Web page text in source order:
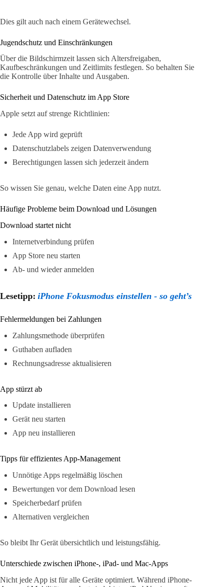
Dies gilt auch nach einem Gerätewechsel.
Jugendschutz und Einschränkungen
Über die Bildschirmzeit lassen sich Altersfreigaben,
Kaufbeschränkungen und Zeitlimits festlegen. So behalten Sie
die Kontrolle über Inhalte und Ausgaben.
Sicherheit und Datenschutz im App Store
Apple setzt auf strenge Richtlinien:
Jede App wird geprüft
Datenschutzlabels zeigen Datenverwendung
Berechtigungen lassen sich jederzeit ändern
So wissen Sie genau, welche Daten eine App nutzt.
Häufige Probleme beim Download und Lösungen
Download startet nicht
Internetverbindung prüfen
App Store neu starten
Ab- und wieder anmelden
Lesetipp: iPhone Fokusmodus einstellen - so geht’s
Fehlermeldungen bei Zahlungen
Zahlungsmethode überprüfen
Guthaben aufladen
Rechnungsadresse aktualisieren
App stürzt ab
Update installieren
Gerät neu starten
App neu installieren
Tipps für effizientes App-Management
Unnötige Apps regelmäßig löschen
Bewertungen vor dem Download lesen
Speicherbedarf prüfen
Alternativen vergleichen
So bleibt Ihr Gerät übersichtlich und leistungsfähig.
Unterschiede zwischen iPhone-, iPad- und Mac-Apps
Nicht jede App ist für alle Geräte optimiert. Während iPhone-